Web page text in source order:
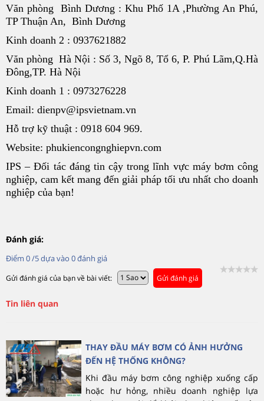
Văn phòng Bình Dương : Khu Phố 1A ,Phường An Phú,
TP Thuận An, Bình Dương
Kinh doanh 2 : 0937621882
Văn phòng Hà Nội : Số 3, Ngõ 8, Tổ 6, P. Phú Lãm,Q.Hà
Đông,TP. Hà Nội
Kinh doanh 1 : 0973276228
Email: dienpv@ipsvietnam.vn
Hỗ trợ kỹ thuật : 0918 604 969.
Website: phukiencongnghiepvn.com
IPS – Đối tác đáng tin cậy trong lĩnh vực máy bơm công
nghiệp, cam kết mang đến giải pháp tối ưu nhất cho doanh
nghiệp của bạn!
Đánh giá:
Điểm 0/5 dựa vào 0đánh giá
Gửi đánh giá của bạn về bài viết: Gửi đánh giá
Tin liên quan
THAY ĐẦU MÁY BƠM CÓ ẢNH HƯỞNG
ĐẾN HỆ THỐNG KHÔNG?
Khi đầu máy bơm công nghiệp xuống cấp
hoặc hư hỏng, nhiều doanh nghiệp lựa